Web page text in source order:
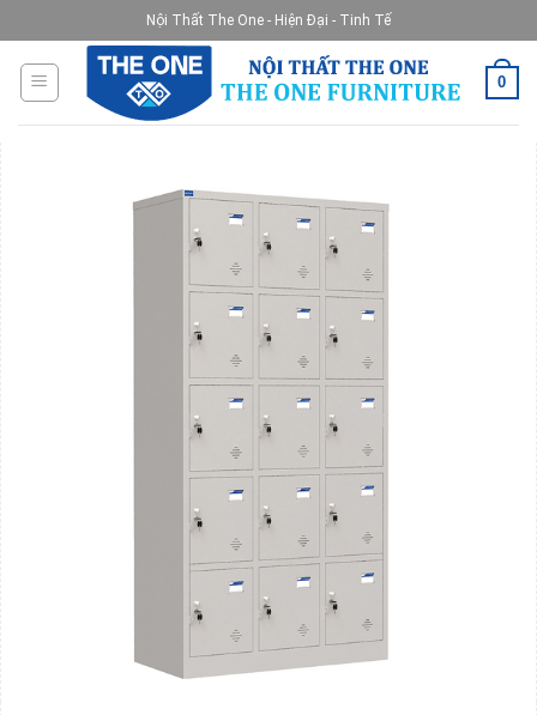
to
content
Nội Thất The One - Hiện Đại - Tinh Tế
0